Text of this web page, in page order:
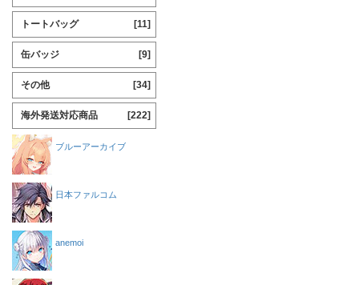
トートバッグ [11]
缶バッジ [9]
その他 [34]
海外発送対応商品 [222]
ブルーアーカイブ
日本ファルコム
anemoi